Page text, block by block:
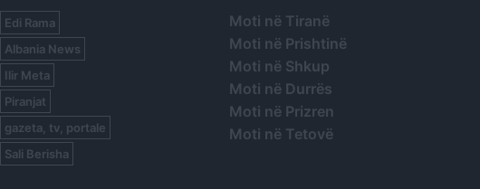
Edi Rama
Albania News
Ilir Meta
Piranjat
gazeta, tv, portale
Sali Berisha
Moti në Tiranë
Moti në Prishtinë
Moti në Shkup
Moti në Durrës
Moti në Prizren
Moti në Tetovë